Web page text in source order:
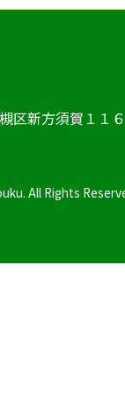
区新方須賀１１
All Rights